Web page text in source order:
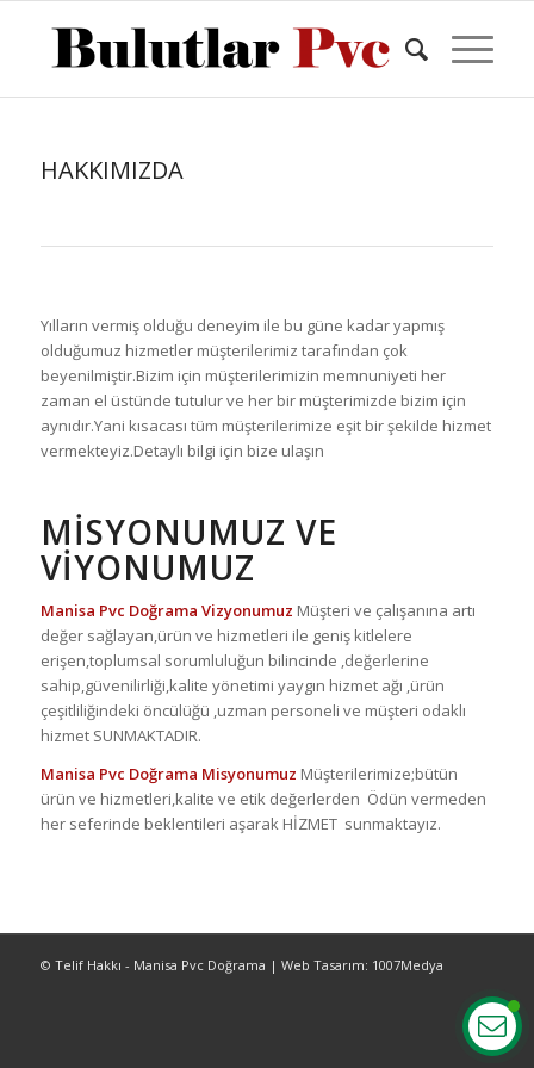
HAKKIMIZDA
Yılların vermiş olduğu deneyim ile bu güne kadar yapmış
olduğumuz hizmetler müşterilerimiz tarafından çok
beyenilmiştir.Bizim için müşterilerimizin memnuniyeti her
zaman el üstünde tutulur ve her bir müşterimizde bizim için
aynıdır.Yani kısacası tüm müşterilerimize eşit bir şekilde hizmet
vermekteyiz.Detaylı bilgi için bize ulaşın
MİSYONUMUZ VE
VİYONUMUZ
Manisa Pvc Doğrama Vizyonumuz Müşteri ve çalışanına artı
değer sağlayan,ürün ve hizmetleri ile geniş kitlelere
erişen,toplumsal sorumluluğun bilincinde ,değerlerine
sahip,güvenilirliği,kalite yönetimi yaygın hizmet ağı ,ürün
çeşitliliğindeki öncülüğü ,uzman personeli ve müşteri odaklı
hizmet SUNMAKTADIR.
Manisa Pvc Doğrama Misyonumuz Müşterilerimize;bütün
ürün ve hizmetleri,kalite ve etik değerlerden Ödün vermeden
her seferinde beklentileri aşarak HİZMET sunmaktayız.
© Telif Hakkı - Manisa Pvc Doğrama | Web Tasarım: 1007Medya